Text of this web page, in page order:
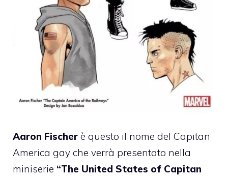
Aaron Fischer è questo il nome del Capitan
America gay che verrà presentato nella
miniserie “The United States of Capitan